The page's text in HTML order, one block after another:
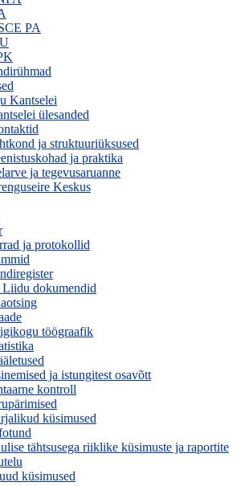
PA
Kantselei
ülesanded
ja struktuuriüksused
ja praktika
ja tegevusaruanne
Keskus
ja protokollid
Liidu dokumendid
töögraafik
ja istungitest osavõtt
kontroll
küsimused
tähtsusega riiklike küsimuste ja raportite
küsimused